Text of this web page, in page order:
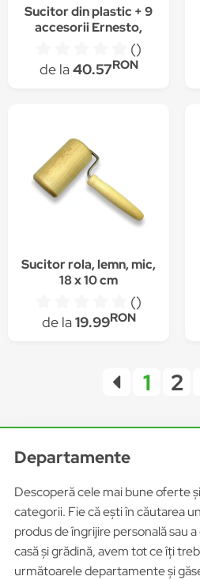
Sucitor din plastic + 9
accesorii Ernesto,
()
de la40.57RON
Sucitor rola, lemn, mic,
18 x 10 cm
()
de la19.99RON
1 2
Departamente
Descoperă cele mai bune oferte
categorii. Fie că ești în căutarea
produs de îngrijire personală sau
casă și grădină, avem tot ce îți
următoarele departamente și